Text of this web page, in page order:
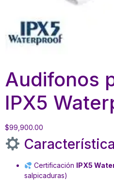
Audifonos
IPX5
$99,900.00
Certificación IPX5
salpicaduras)